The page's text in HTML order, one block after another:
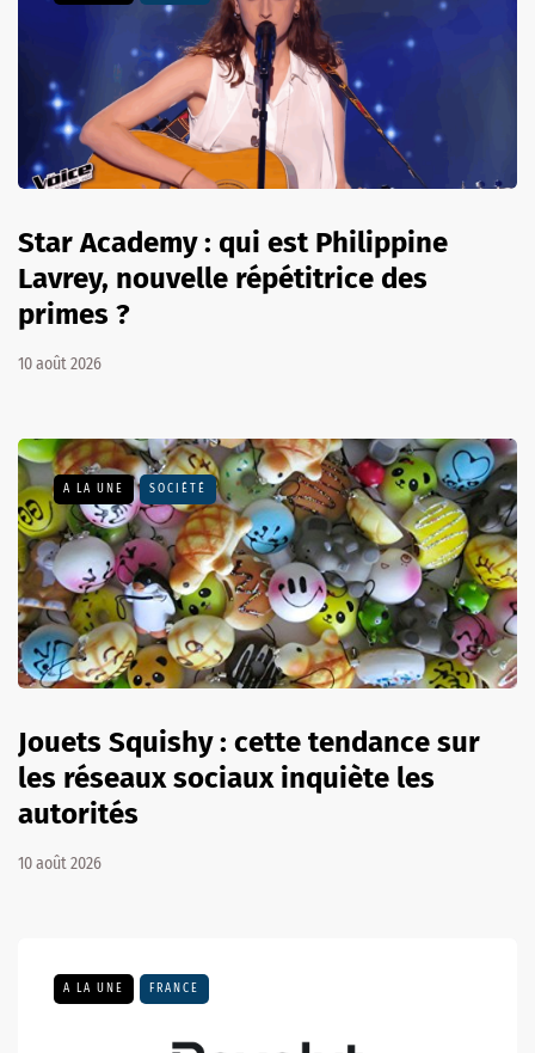
Star Academy : qui est Philippine
Lavrey, nouvelle répétitrice des
primes ?
10 août 2026
A LA UNE SOCIÉTÉ
Jouets Squishy : cette tendance sur
les réseaux sociaux inquiète les
autorités
10 août 2026
A LA UNE FRANCE